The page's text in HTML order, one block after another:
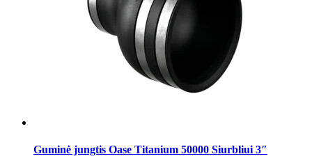
Guminė jungtis Oase Titanium 50000 Siurbliui 3″